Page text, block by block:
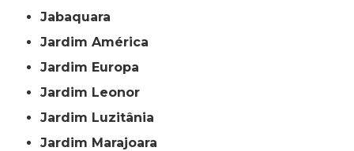
Jabaquara
Jardim América
Jardim Europa
Jardim Leonor
Jardim Luzitânia
Jardim Marajoara